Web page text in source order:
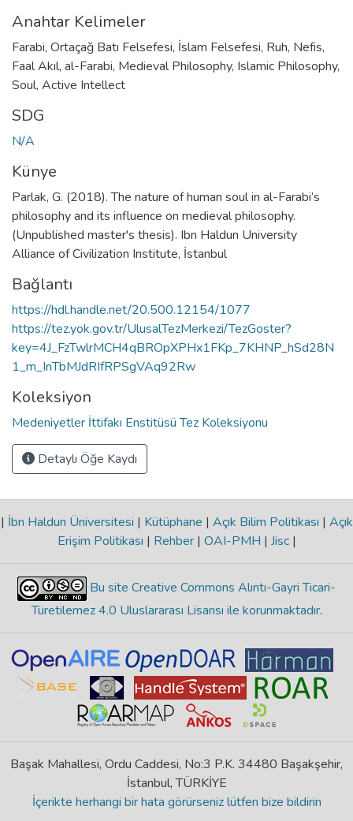
Anahtar Kelimeler
Farabi, Ortaçağ Batı Felsefesi, İslam Felsefesi, Ruh, Nefis,
Faal Akıl, al-Farabi, Medieval Philosophy, Islamic Philosophy,
Soul, Active Intellect
SDG
N/A
Künye
Parlak, G. (2018). The nature of human soul in al-Farabi’s
philosophy and its influence on medieval philosophy.
(Unpublished master's thesis). Ibn Haldun University
Alliance of Civilization Institute, İstanbul
Bağlantı
https://hdl.handle.net/20.500.12154/1077
https://tez.yok.gov.tr/UlusalTezMerkezi/TezGoster?
key=4J_FzTwlrMCH4qBROpXPHx1FKp_7KHNP_hSd28N
1_m_InTbMJdRIfRPSgVAq92Rw
Koleksiyon
Medeniyetler İttifakı Enstitüsü Tez Koleksiyonu
Detaylı Öğe Kaydı
| İbn Haldun Üniversitesi | Kütüphane | Açık Bilim Politikası | Açık
Erişim Politikası | Rehber | OAI-PMH | Jisc |
Bu site Creative Commons Alıntı-Gayri Ticari-
Türetilemez 4.0 Uluslararası Lisansı ile korunmaktadır.
Başak Mahallesi, Ordu Caddesi, No:3 P.K. 34480 Başakşehir,
İstanbul, TÜRKİYE
İçerikte herhangi bir hata görürseniz lütfen bize bildirin